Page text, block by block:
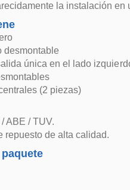
la instalación
desmontable
única en el lado
(2 piezas)
ABE / TUV.
repuesto de alta calidad.